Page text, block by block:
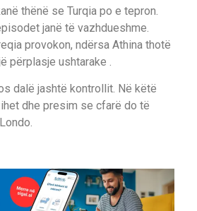
thënë se Turqia po e tepron.
janë të vazhdueshme.
provokon, ndërsa Athina thotë
përplasje ushtarake .
dalë jashtë kontrollit. Në këtë
dhe presim se cfarë do të